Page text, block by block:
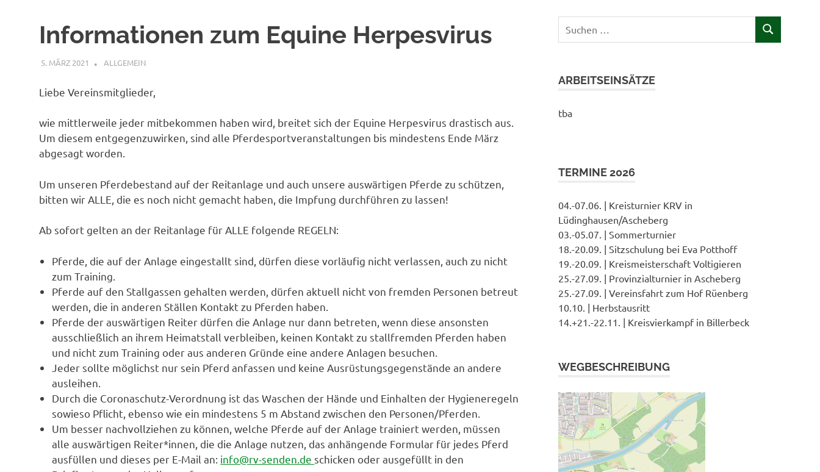
Informationen zum Equine Herpesvirus
5. MÄRZ 2021 AGNES SIELAND
ALLGEMEIN
Liebe Vereinsmitglieder,
wie mittlerweile jeder mitbekommen haben wird, breitet sich der Equine Herpesvirus drastisch aus.
Um diesem entgegenzuwirken, sind alle Pferdesportveranstaltungen bis mindestens Ende März
abgesagt worden.
Um unseren Pferdebestand auf der Reitanlage und auch unsere auswärtigen Pferde zu schützen,
bitten wir ALLE, die es noch nicht gemacht haben, die Impfung durchführen zu lassen!
Ab sofort gelten an der Reitanlage für ALLE folgende REGELN:
Pferde, die auf der Anlage eingestallt sind, dürfen diese vorläufig nicht verlassen, auch zu nicht
zum Training.
Pferde auf den Stallgassen gehalten werden, dürfen aktuell nicht von fremden Personen betreut
werden, die in anderen Ställen Kontakt zu Pferden haben.
Pferde der auswärtigen Reiter dürfen die Anlage nur dann betreten, wenn diese ansonsten
ausschließlich an ihrem Heimatstall verbleiben, keinen Kontakt zu stallfremden Pferden haben
und nicht zum Training oder aus anderen Gründe eine andere Anlagen besuchen.
Jeder sollte möglichst nur sein Pferd anfassen und keine Ausrüstungsgegenstände an andere
ausleihen.
Durch die Coronaschutz-Verordnung ist das Waschen der Hände und Einhalten der Hygieneregeln
sowieso Pflicht, ebenso wie ein mindestens 5 m Abstand zwischen den Personen/Pferden.
Um besser nachvollziehen zu können, welche Pferde auf der Anlage trainiert werden, müssen
alle auswärtigen Reiter*innen, die die Anlage nutzen, das anhängende Formular für jedes Pferd
ausfüllen und dieses per E-Mail an: info@rv-senden.de schicken oder ausgefüllt in den
nach:
SUCHEN
ARBEITSEINSÄTZE
tba
TERMINE 2026
04.-07.06. | Kreisturnier KRV in
Lüdinghausen/Ascheberg
03.-05.07. | Sommerturnier
18.-20.09. | Sitzschulung bei Eva Potthoff
19.-20.09. | Kreismeisterschaft Voltigieren
25.-27.09. | Provinzialturnier in Ascheberg
25.-27.09. | Vereinsfahrt zum Hof Rüenberg
10.10. | Herbstausritt
14.+21.-22.11. | Kreisvierkampf in Billerbeck
WEGBESCHREIBUNG